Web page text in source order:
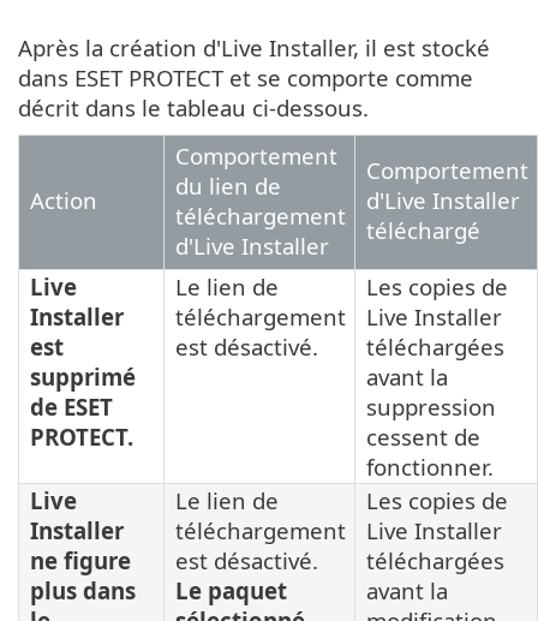
Après la création d'Live Installer, il est stocké
dans ESET PROTECT et se comporte comme
décrit dans le tableau ci-dessous.
Action
Comportement
du lien de
téléchargement
d'Live Installer
Comportement
d'Live Installer
téléchargé
Live
Installer
est
supprimé
de ESET
PROTECT.
Le lien de
téléchargement
est désactivé.
Les copies de
Live Installer
téléchargées
avant la
suppression
cessent de
fonctionner.
Live
Installer
ne figure
plus dans
Le lien de
téléchargement
est désactivé.
Le paquet
Les copies de
Live Installer
téléchargées
avant la